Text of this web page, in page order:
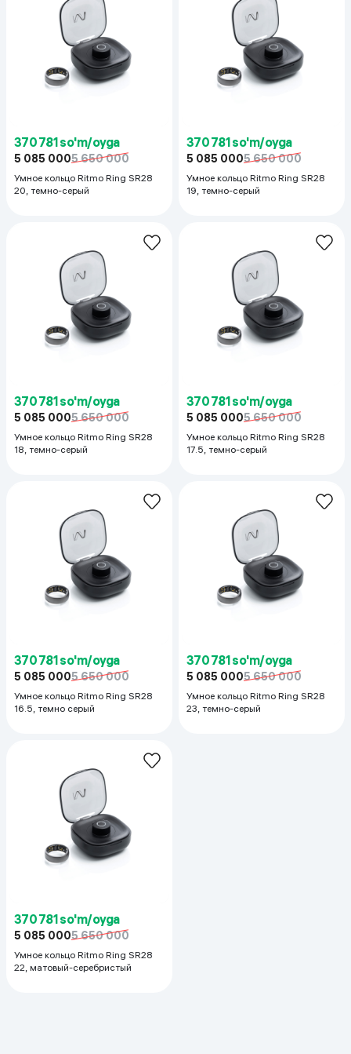
370 781 so'm/oyga
5 085 0005 650 000
Умное кольцо Ritmo Ring SR28
20, темно-серый
370 781 so'm/oyga
5 085 0005 650 000
Умное кольцо Ritmo Ring SR28
19, темно-серый
370 781 so'm/oyga
5 085 0005 650 000
Умное кольцо Ritmo Ring SR28
18, темно-серый
370 781 so'm/oyga
5 085 0005 650 000
Умное кольцо Ritmo Ring SR28
17.5, темно-серый
370 781 so'm/oyga
5 085 0005 650 000
Умное кольцо Ritmo Ring SR28
16.5, темно серый
370 781 so'm/oyga
5 085 0005 650 000
Умное кольцо Ritmo Ring SR28
23, темно-серый
370 781 so'm/oyga
5 085 0005 650 000
Умное кольцо Ritmo Ring SR28
22, матовый-серебристый